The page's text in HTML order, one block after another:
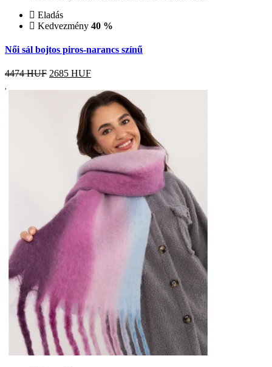
Eladás
Kedvezmény 40 %
Női sál bojtos piros-narancs színű
4474 HUF 2685 HUF